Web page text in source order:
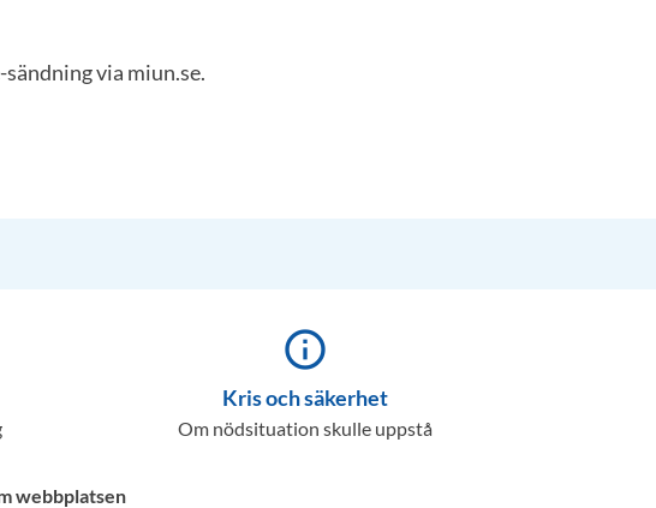
via miun.se.
info_outline
Kris och säkerhet
Om nödsituation skulle uppstå
webbplatsen